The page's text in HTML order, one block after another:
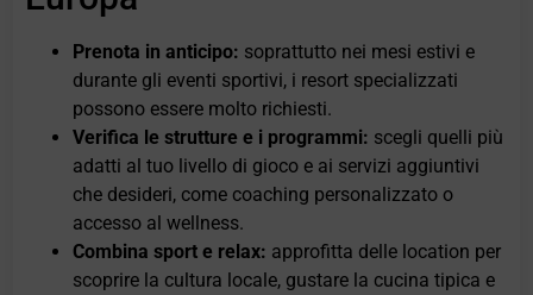
Prenota in anticipo: soprattutto nei mesi estivi e
durante gli eventi sportivi, i resort specializzati
possono essere molto richiesti.
Verifica le strutture e i programmi: scegli quelli più
adatti al tuo livello di gioco e ai servizi aggiuntivi
che desideri, come coaching personalizzato o
accesso al wellness.
Combina sport e relax: approfitta delle location per
scoprire la cultura locale, gustare la cucina tipica e